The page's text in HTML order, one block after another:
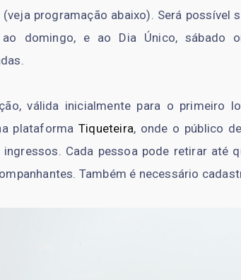
programação abaixo). Será possível
domingo, e ao Dia Único, sábado
válida inicialmente para o primeiro
plataforma Tiqueteira, onde o público
ingressos. Cada pessoa pode retirar até
Também é necessário